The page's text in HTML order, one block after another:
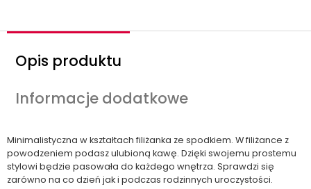
Opis produktu
Informacje dodatkowe
Minimalistyczna w kształtach filiżanka ze spodkiem. W filiżance z
powodzeniem podasz ulubioną kawę. Dzięki swojemu prostemu
stylowi będzie pasowała do każdego wnętrza. Sprawdzi się
zarówno na co dzień jak i podczas rodzinnych uroczystości.